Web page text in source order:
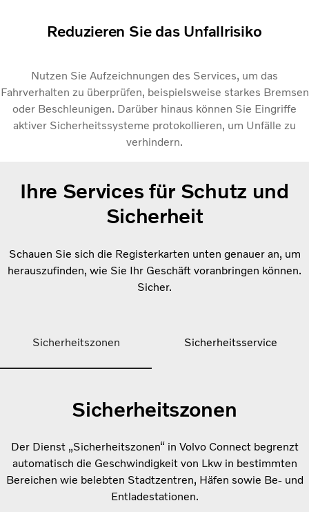
Reduzieren Sie das Unfallrisiko
Nutzen Sie Aufzeichnungen des Services, um das
Fahrverhalten zu überprüfen, beispielsweise starkes Bremsen
oder Beschleunigen. Darüber hinaus können Sie Eingriffe
aktiver Sicherheitssysteme protokollieren, um Unfälle zu
verhindern.
Ihre Services für Schutz und
Sicherheit
Schauen Sie sich die Registerkarten unten genauer an, um
herauszufinden, wie Sie Ihr Geschäft voranbringen können.
Sicher.
Sicherheitszonen Sicherheitsservice
Sicherheitszonen
Der Dienst „Sicherheitszonen“ in Volvo Connect begrenzt
automatisch die Geschwindigkeit von Lkw in bestimmten
Bereichen wie belebten Stadtzentren, Häfen sowie Be- und
Entladestationen.